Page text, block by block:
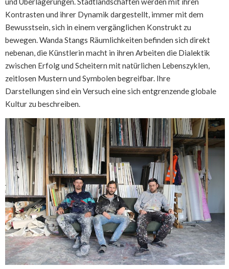
Kontrasten und ihrer Dynamik dargestellt, immer mit dem
Bewusstsein, sich in einem vergänglichen Konstrukt zu
bewegen. Wanda Stangs Räumlichkeiten befinden sich direkt
nebenan, die Künstlerin macht in ihren Arbeiten die Dialektik
zwischen Erfolg und Scheitern mit natürlichen Lebenszyklen,
zeitlosen Mustern und Symbolen begreifbar. Ihre
Darstellungen sind ein Versuch eine sich entgrenzende globale
Kultur zu beschreiben.